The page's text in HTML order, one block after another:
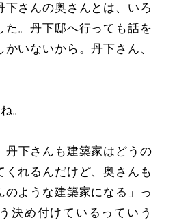
下さんの奥さんとは、いろ
た。丹下邸へ行っても話を
いないから。丹下さん、
。
下さんも建築家はどうの
くれるんだけど、奥さんも
のような建築家になる」っ
決め付けているっていう